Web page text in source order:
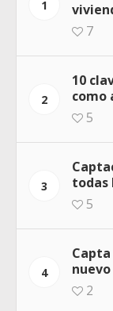
1
7
2
10
como
5
3
todas
5
4
2